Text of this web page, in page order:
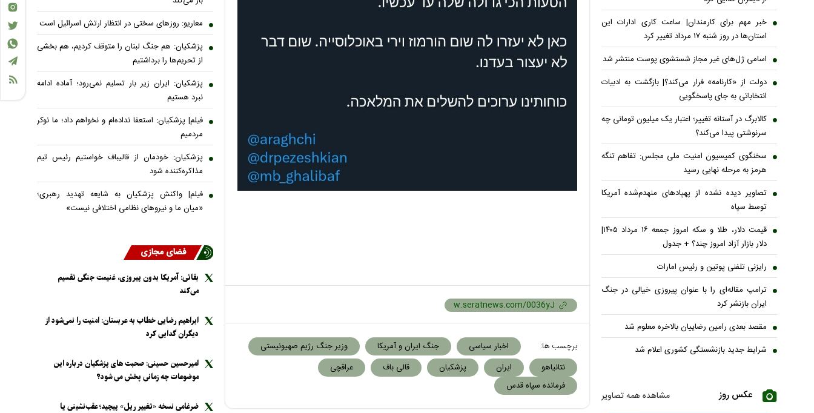
برچسب ها: اخبار سیاسی جنگ ایران و آمریکا
وزیر جنگ رژیم صهیونیستی
نتانیاهو
ایران پزشکیان قالی باف
عراقچی
فرمانده سپاه قدس
خبر مهم برای کارمندان| ساعت کاری ادارات این
استان‌ها در روز شنبه ۱۷ مرداد تغییر کرد
اسامی ژل‌های غیر مجاز شستشوی پوست منتشر شد
دولت از «کارنامه» فرار می‌کند؟| بازگشت به ادبیات
انتخاباتی به جای پاسخگویی
کالابرگ در آستانه تغییر؛ اعتبار یک میلیون تومانی چه
سرنوشتی پیدا می‌کند؟
سخنگوی کمیسیون امنیت ملی مجلس: تفاهم تنگه
هرمز به مرحله نهایی رسید
تصاویر دیده نشده از پهپادهای منهدم‌شده آمریکا
توسط سپاه
قیمت دلار، طلا و سکه امروز جمعه ۱۶ مرداد ۱۴۰۵|
دلار بازار آزاد امروز چند؟ + جدول
رایزنی تلفنی پوتین و رئیس امارات
ترامپ مقاله‌ای را با عنوان پیروزی خیالی در جنگ
ایران بازنشر کرد
مقصد بعدی رامین رضاییان بالاخره معلوم شد
شرایط جدید بازنشستگی کشوری اعلام شد
عکس روز مشاهده همه تصاویر
معاریو: روزهای سختی در انتظار ارتش اسرائیل است
پزشکیان: هم جنگ لبنان را متوقف کردیم، هم بخشی
از تحریم‌ها را برداشتیم
پزشکیان: ایران زیر بار تسلیم نمی‌رود؛ آماده ادامه
نبرد هستیم
فیلم| پزشکیان: استعفا نداده‌ام و نخواهم داد؛ ما نوکر
مردمیم
پزشکیان: خودمان از قالیباف خواستیم رئیس تیم
مذاکره‌کننده شود
فیلم| واکنش پزشکیان به شایعه تهدید رهبری؛
«میان ما و نیروهای نظامی اختلافی نیست»
فضای مجازی
بقائی: آمریکا بدون پیروزی، غنیمت جنگی تقسیم
می‌کند
ابراهیم رضایی خطاب به عربستان: امنیت را نمی‌شود از
دیگران گدایی کرد
امیرحسین حسینی: صحبت های پزشکیان درباره این
موضوعات چه زمانی پخش می شود؟
ضرغامی نسخه «تغییر ریل» پیچید؛ عقب‌نشینی یا